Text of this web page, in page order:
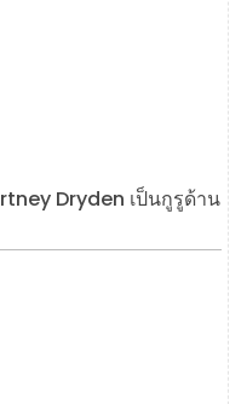
Dryden เป็นกูรูด้าน